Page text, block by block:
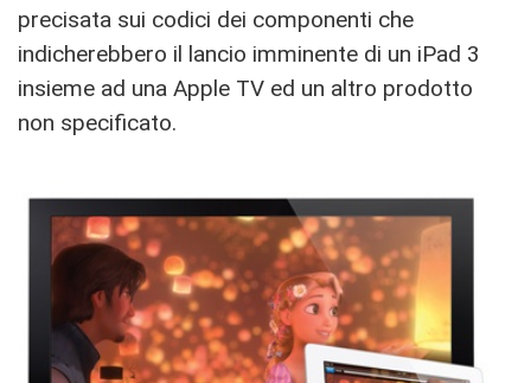
precisata sui codici dei componenti che
indicherebbero il lancio imminente di un iPad 3
insieme ad una Apple TV ed un altro prodotto
non specificato.